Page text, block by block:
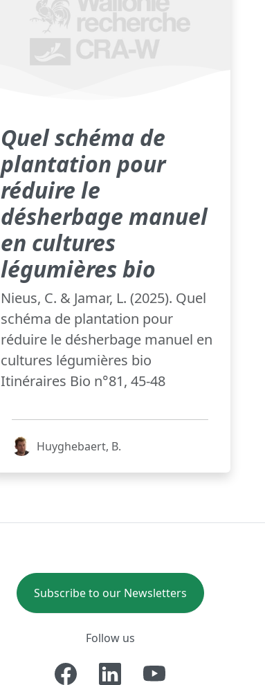
Quel schéma de
plantation pour
réduire le
désherbage manuel
en cultures
légumières bio
Nieus, C. & Jamar, L. (2025). Quel
schéma de plantation pour
réduire le désherbage manuel en
cultures légumières bio
Itinéraires Bio n°81, 45-48
Huyghebaert, B.
Subscribe to our Newsletters
Follow us